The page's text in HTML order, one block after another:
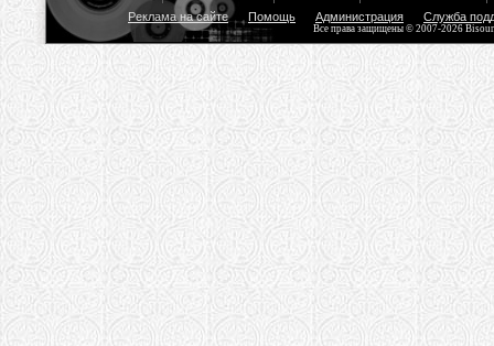
Реклама на сайте Помощь Администрация Служба
Все права защищены © 2007-2026